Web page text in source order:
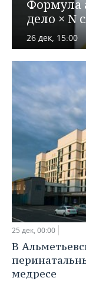
ХОККЕЙ С
ПРОИСШЕСТВИЯ
Формула
дело × N
26 дек, 15:00
25 дек, 00:00
В
медресе